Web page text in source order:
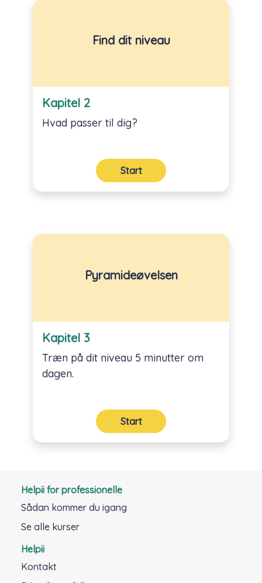
Find dit niveau
Kapitel 2
Hvad passer til dig?
Start
Pyramideøvelsen
Kapitel 3
Træn på dit niveau 5 minutter om
dagen.
Start
Helpii for professionelle
Sådan kommer du igang
Se alle kurser
Helpii
Kontakt